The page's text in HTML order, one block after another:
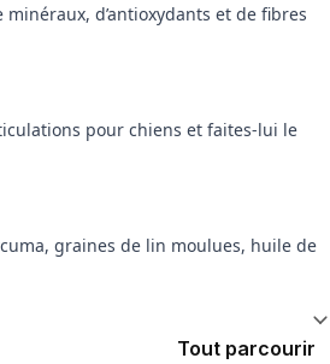
d’antioxydants et de fibres
pour chiens et faites-lui le
graines de lin moulues, huile de
Tout parcourir